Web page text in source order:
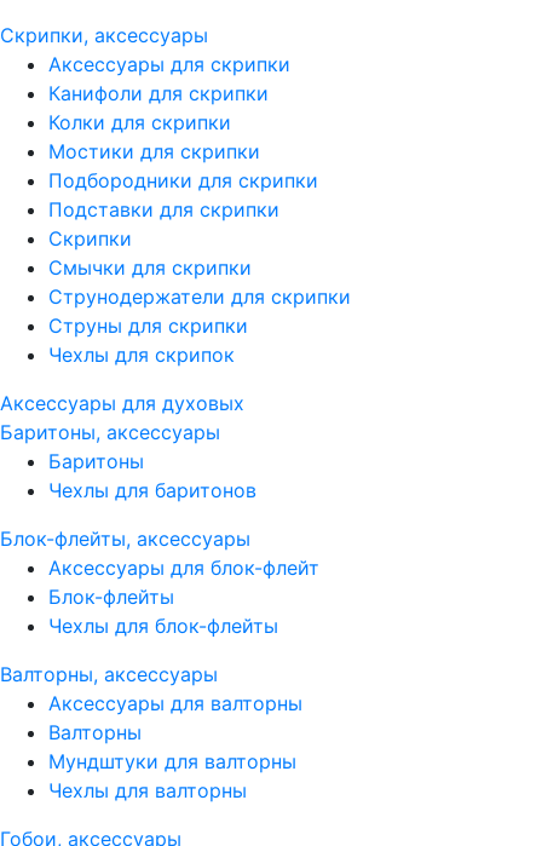
Скрипки, аксессуары
Аксессуары для скрипки
Канифоли для скрипки
Колки для скрипки
Мостики для скрипки
Подбородники для скрипки
Подставки для скрипки
Скрипки
Смычки для скрипки
Струнодержатели для скрипки
Струны для скрипки
Чехлы для скрипок
Аксессуары для духовых
Баритоны, аксессуары
Баритоны
Чехлы для баритонов
Блок-флейты, аксессуары
Аксессуары для блок-флейт
Блок-флейты
Чехлы для блок-флейты
Валторны, аксессуары
Аксессуары для валторны
Валторны
Мундштуки для валторны
Чехлы для валторны
Гобои, аксессуары